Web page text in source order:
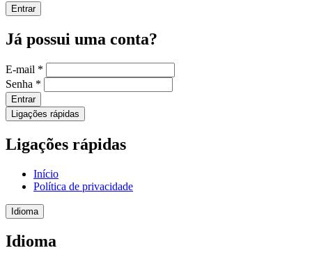
Entrar
Já possui uma conta?
E-mail *
Senha *
Entrar
Ligações rápidas
Ligações rápidas
Início
Política de privacidade
Idioma
Idioma